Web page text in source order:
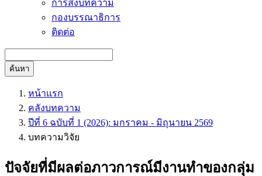
การส่งบทความ
กองบรรณาธิการ
ติดต่อ
ค้นหา
หน้าแรก
คลังบทความ
ปีที่ 6 ฉบับที่ 1 (2026): มกราคม - มิถุนายน 2569
บทความวิจัย
ปัจจัยที่มีผลต่อภาวการณ์มีงานทำของกลุ่ม